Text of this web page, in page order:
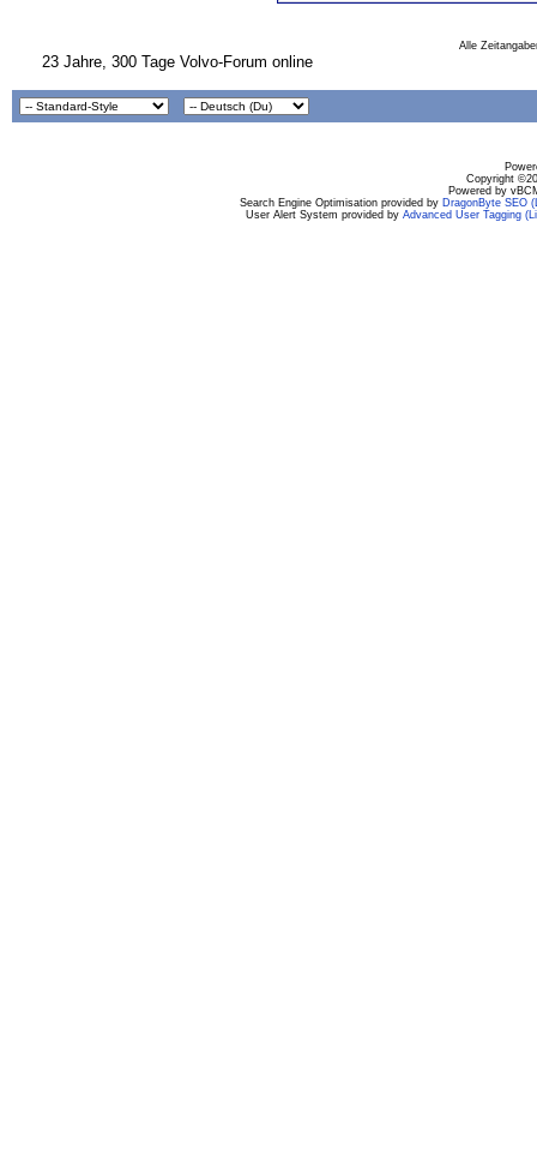
Alle
23 Jahre, 300 Tage Volvo-Forum online
Copyright
Powered by
Search Engine Optimisation provided by DragonByte SEO
User Alert System provided by Advanced User Tagging